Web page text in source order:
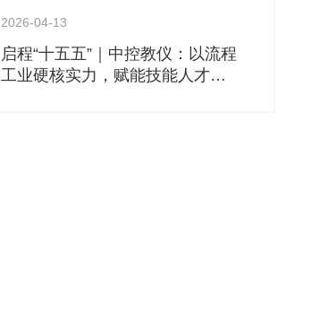
2026-04-13
启程“十五五”｜中控教仪：以流程
工业硬核实力，赋能技能人才新